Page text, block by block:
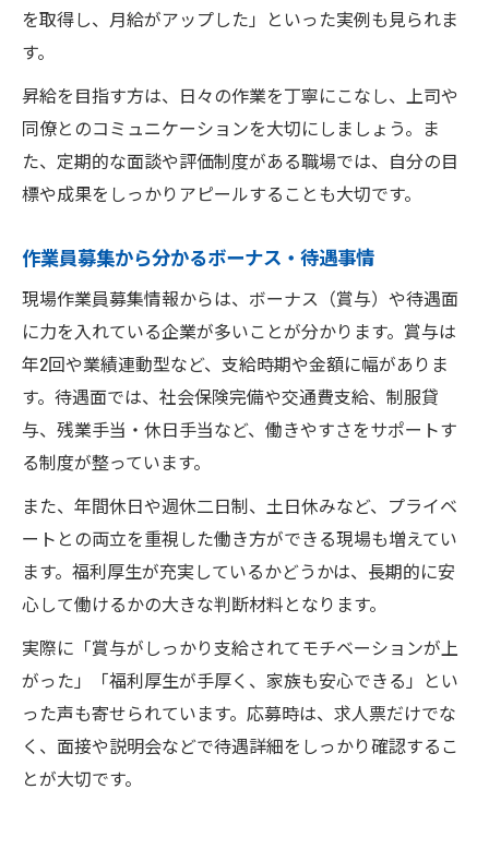
を取得し、月給がアップした」といった実例も見られま
す。
昇給を目指す方は、日々の作業を丁寧にこなし、上司や
同僚とのコミュニケーションを大切にしましょう。ま
た、定期的な面談や評価制度がある職場では、自分の目
標や成果をしっかりアピールすることも大切です。
作業員募集から分かるボーナス・待遇事情
現場作業員募集情報からは、ボーナス（賞与）や待遇面
に力を入れている企業が多いことが分かります。賞与は
年2回や業績連動型など、支給時期や金額に幅がありま
す。待遇面では、社会保険完備や交通費支給、制服貸
与、残業手当・休日手当など、働きやすさをサポートす
る制度が整っています。
また、年間休日や週休二日制、土日休みなど、プライベ
ートとの両立を重視した働き方ができる現場も増えてい
ます。福利厚生が充実しているかどうかは、長期的に安
心して働けるかの大きな判断材料となります。
実際に「賞与がしっかり支給されてモチベーションが上
がった」「福利厚生が手厚く、家族も安心できる」とい
った声も寄せられています。応募時は、求人票だけでな
く、面接や説明会などで待遇詳細をしっかり確認するこ
とが大切です。